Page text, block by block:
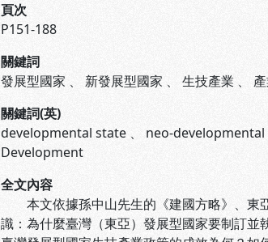
頁次
P151-188
關鍵詞
發展型國家 、 新發展型國家 、 生技產業 、
關鍵詞(英)
developmental state 、 neo-
Development
全文內容
本文依據孫中山先生的《建國方略》、東
識：為什麼臺灣（東亞）發展型國家要制訂